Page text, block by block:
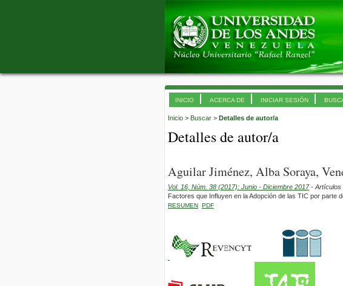
INICIO ACERCA DE INICIAR SESIÓN
Inicio > Buscar > Detalles de autor/a
Detalles de autor/a
Aguilar Jiménez, Alba Soraya,
Vol. 16, Núm. 38 (2017): Junio - Diciembre 2017- Artículos
Factores que Influyen en la Adopción de las TIC por parte
RESUMEN PDF